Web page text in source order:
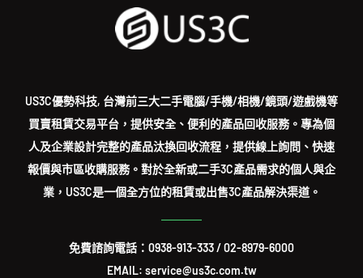
US3C優勢科技, 台灣前三大二手電腦/手機/相機/鏡頭/遊戲機等
買賣租賃交易平台，提供安全、便利的產品回收服務。專為個
人及企業設計完整的產品汰換回收流程，提供線上詢問、快速
報價與市區收購服務。對於全新或二手3C產品需求的個人與企
業，US3C是一個全方位的租賃或出售3C產品解決渠道。
免費諮詢電話： 0938-913-333/02-8979-6000
EMAIL: service@us3c.com.tw